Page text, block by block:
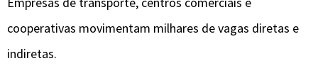
cooperativas movimentam milhares de vagas diretas e
indiretas.